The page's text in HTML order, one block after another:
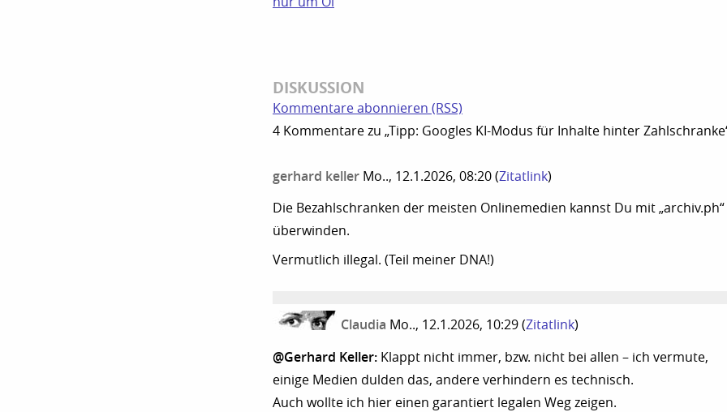
DISKUSSION
Kommentare abonnieren (RSS)
4 Kommentare zu „Tipp: Googles KI-Modus für Inhalte hinter
gerhard keller Mo.., 12.1.2026, 08:20 (Zitatlink)
Die Bezahlschranken der meisten Onlinemedien kannst Du mit „archiv.ph“
überwinden.
Vermutlich illegal. (Teil meiner DNA!)
Claudia Mo.., 12.1.2026, 10:29 (Zitatlink)
@Gerhard Keller: Klappt nicht immer, bzw. nicht bei allen – ich vermute,
einige Medien dulden das, andere verhindern es technisch.
Auch wollte ich hier einen garantiert legalen Weg zeigen.